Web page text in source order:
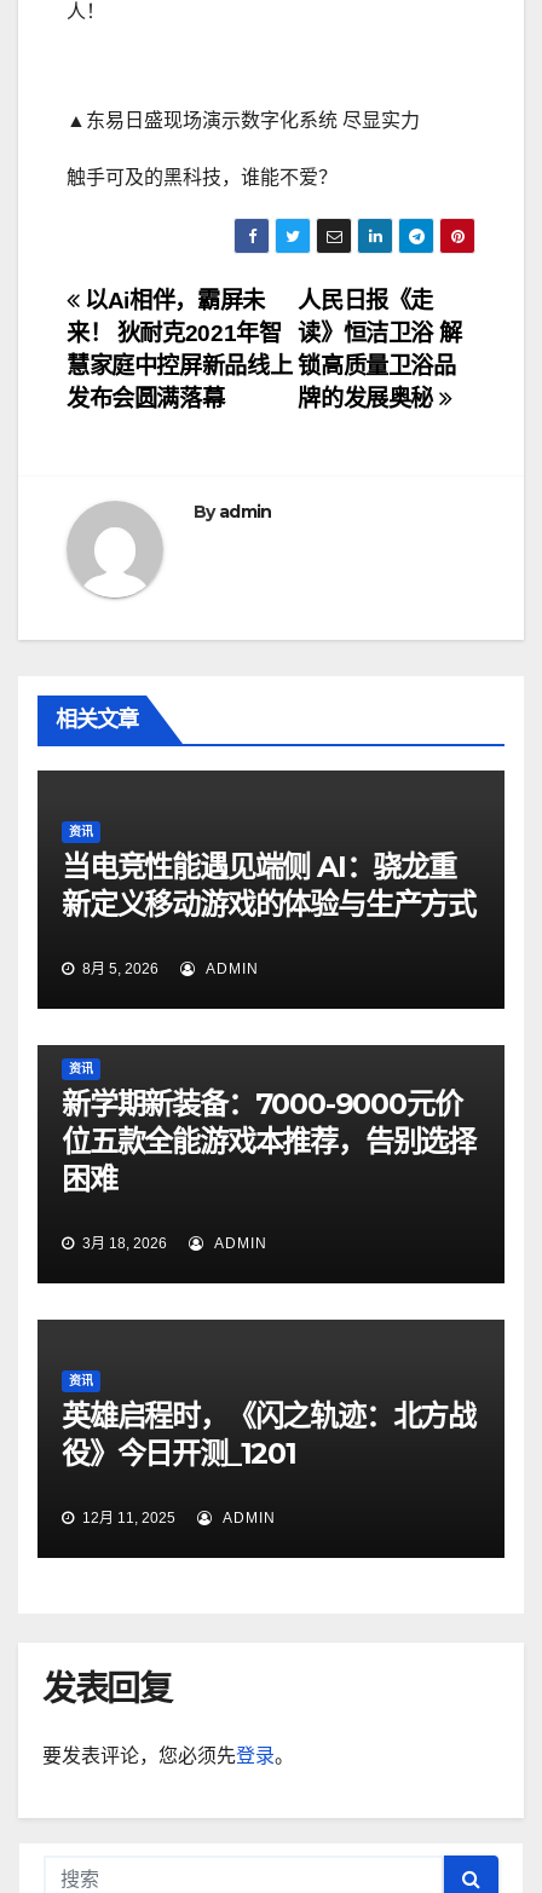
人！
▲东易日盛现场演示数字化系统 尽显实力
触手可及的黑科技，谁能不爱？
文
章
导
人民日报《走
读》恒洁卫浴 解
锁高质量卫浴品
牌的发展奥秘
以Ai相伴，霸屏未
来！ 狄耐克2021年智
慧家庭中控屏新品线上
发布会圆满落幕
Byadmin
相关文章
资讯
当电竞性能遇见端侧 AI：骁龙重
新定义移动游戏的体验与生产方式
8月 5, 2026 ADMIN
资讯
新学期新装备：7000-9000元价
位五款全能游戏本推荐，告别选择
困难
3月 18, 2026 ADMIN
资讯
英雄启程时，《闪之轨迹：北方战
役》今日开测_1201
12月 11, 2025 ADMIN
发表回复
要发表评论，您必须先登录。